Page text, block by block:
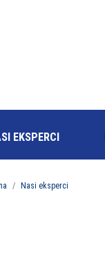
EKSPERCI
Nasi eksperci